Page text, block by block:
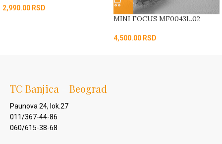
2,990.00 RSD
MINI FOCUS MF0043L.02
4,500.00 RSD
TC Banjica – Beograd
Paunova 24, lok.27
011/367-44-86
060/615-38-68